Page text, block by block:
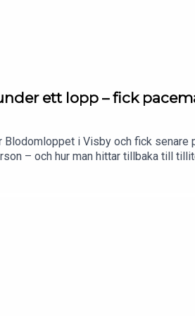
ett lopp – fick
i Visby och fick
– och hur man hittar tillbaka till
motionärer aldrig ska ignorera,
ger Jacob sin syn på Fredrik
springmedpetraFacebook: https://
maratonpetraVill du nå en aktiv och